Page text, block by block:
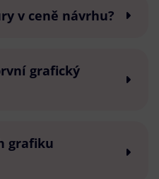
v ceně návrhu?
grafický
grafiku